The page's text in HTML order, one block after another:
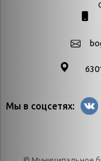
Календарь
Богатков
Мы в соцсетях: